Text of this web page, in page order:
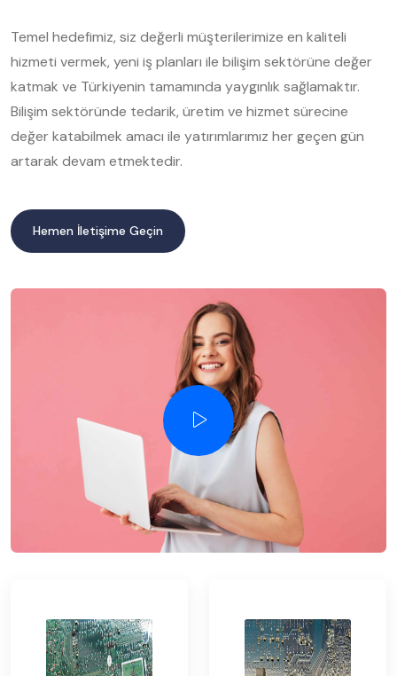
Temel hedefimiz, siz değerli müşterilerimize en kaliteli
hizmeti vermek, yeni iş planları ile bilişim sektörüne değer
katmak ve Türkiyenin tamamında yaygınlık sağlamaktır.
Bilişim sektöründe tedarik, üretim ve hizmet sürecine
değer katabilmek amacı ile yatırımlarımız her geçen gün
artarak devam etmektedir.
Hemen İletişime Geçin